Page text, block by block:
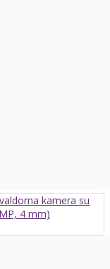
kamera su
4 mm)